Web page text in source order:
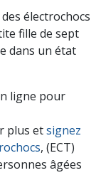
électrochocs
fille de sept
dans un état
ligne pour
plus etsignez
, (ECT)
âgées